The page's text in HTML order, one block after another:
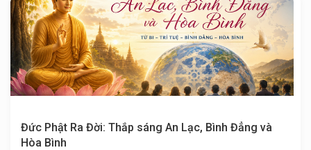
Đức Phật Ra Đời: Thắp sáng An Lạc, Bình Đẳng và
Hòa Bình